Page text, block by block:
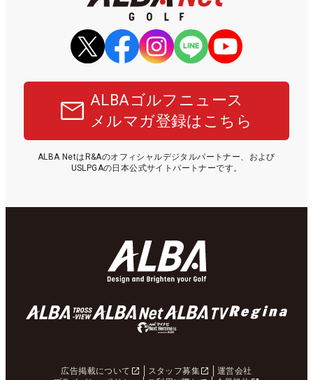
ALBAゴルフニュース
メルマガ登録はこちら
ALBA NetはR&Aのオフィシャルデジタルパートナー、および
USLPGAの日本公式サイトパートナーです。
広告掲載について スタッフ募集
運営会社